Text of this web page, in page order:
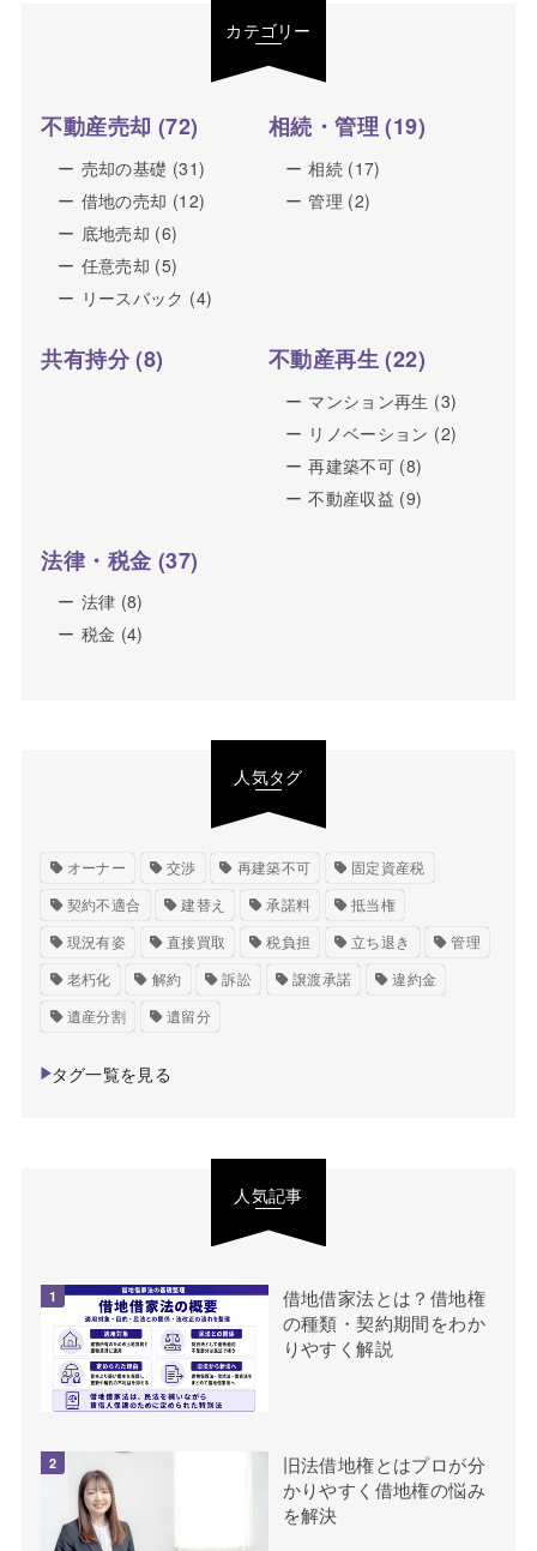
カテゴリー
不動産売却 (72)
売却の基礎 (31)
借地の売却 (12)
底地売却 (6)
任意売却 (5)
リースバック (4)
相続・管理(19)
相続 (17)
管理 (2)
共有持分(8) 不動産再生(22)
マンション再生 (3)
リノベーション (2)
再建築不可 (8)
不動産収益 (9)
法律・税金 (37)
法律 (8)
税金 (4)
人気タグ
オーナー 交渉 再建築不可
固定資産税
契約不適合
建替え 承諾料
抵当権
現況有姿
直接買取 税負担 立ち退き
管理
老朽化
解約 訴訟 譲渡承諾
違約金
遺産分割
遺留分
タグ一覧を見る
人気記事
借地借家法とは？借地権
の種類・契約期間をわか
りやすく解説
旧法借地権とはプロが分
かりやすく借地権の悩み
を解決